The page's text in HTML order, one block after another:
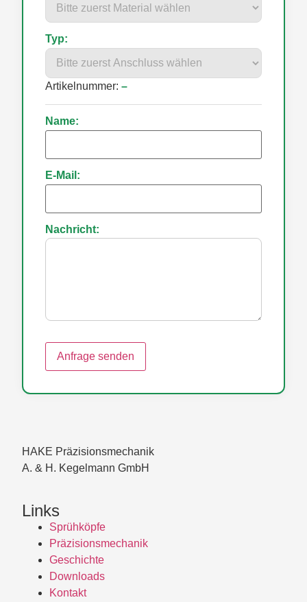
Typ:
Artikelnummer: –
Name:
E-Mail:
Nachricht:
Anfrage senden
HAKE Präzisionsmechanik
A. & H. Kegelmann GmbH
Links
Sprühköpfe
Präzisionsmechanik
Geschichte
Downloads
Kontakt